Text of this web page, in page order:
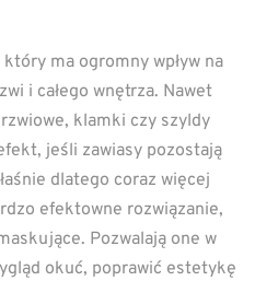
ma ogromny wpływ na
i całego wnętrza. Nawet
klamki czy szyldy
jeśli zawiasy pozostają
dlatego coraz więcej
efektowne rozwiązanie,
Pozwalają one w
okuć, poprawić estetykę